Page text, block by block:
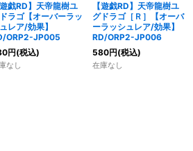
遊戯RD】天帝龍樹ユ
ラゴ【オーバーラッ
レア/効果】
ORP2-JP005
円(税込)
なし
【遊戯RD】天帝龍樹ユ
グドラゴ［Ｒ］【オーバ
ーラッシュレア/効果】
RD/ORP2-JP006
580円(税込)
在庫なし